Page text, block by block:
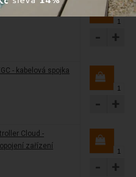
10 m -
- +
- kabelová spojka
- +
Cloud -
zařízení
- +